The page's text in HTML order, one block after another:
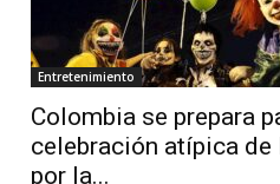
Entretenimiento
Colombia se prepara
celebración atípica de
por la...